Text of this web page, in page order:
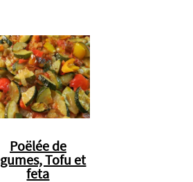
Poëlée de
Tofu et
feta